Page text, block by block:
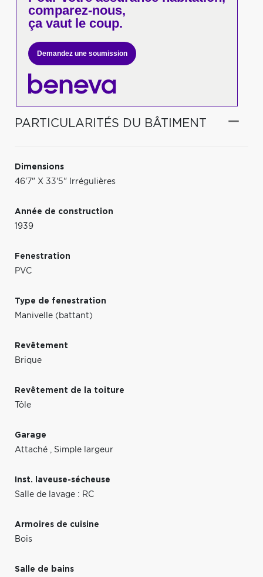
comparez-nous,
ça vaut le coup.
Demandez une soumission
PARTICULARITÉS DU BÂTIMENT
Dimensions
46'7" X 33'5" Irrégulières
Année de construction
1939
Fenestration
PVC
Type de fenestration
Manivelle (battant)
Revêtement
Brique
Revêtement de la toiture
Tôle
Garage
Attaché , Simple largeur
Inst. laveuse-sécheuse
Salle de lavage : RC
Armoires de cuisine
Bois
Salle de bains